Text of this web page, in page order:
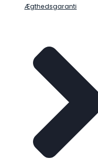
Ægthedsgaranti